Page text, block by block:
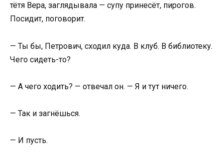
тётя Вера, заглядывала — супу принесёт, пирогов.
Посидит, поговорит.
— Ты бы, Петрович, сходил куда. В клуб. В библиотеку.
Чего сидеть-то?
— А чего ходить? — отвечал он. — Я и тут ничего.
— Так и загнёшься.
— И пусть.